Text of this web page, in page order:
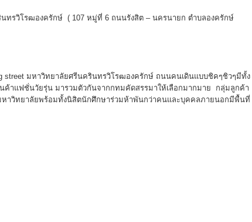
ทรวิโรฒองครักษ์ ( 107 หมู่ที่ 6 ถนนรังสิต – นครนายก ตำบลองครักษ์
street มหาวิทยาลัยศรีนครินทรวิโรฒองครักษ์ ถนนคนเดินแบบชิคๆชิวๆมีทั้ง
ค้าแฟชั่นวัยรุ่น มารวมตัวกันจากกทมคัดสรรมาให้เลือกมากมาย กลุ่มลูกค้า
หาวิทยาลัยพร้อมทั้งนิสิตนักศึกษาร่วมห้าพันกว่าคนและบุคคลภายนอกมีพื้นที่